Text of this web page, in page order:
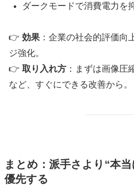
ダークモードで消費電力を
👉 効果：企業の社会的評価向
ジ強化。
👉 取り入れ方：まずは画像圧
など、すぐにできる改善から。
まとめ：派手さより“本
優先する